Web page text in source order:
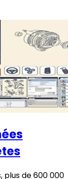
plus de 600 000